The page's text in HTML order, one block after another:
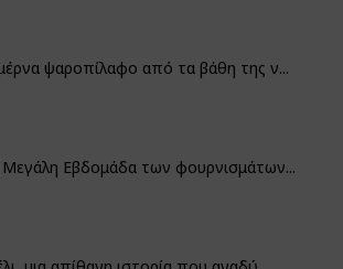
ψαροπίλαφο από τα βάθη της ν...
Εβδομάδα των φουρνισμάτων...